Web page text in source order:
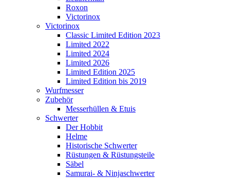
Roxon
Victorinox
Victorinox
Classic Limited Edition 2023
Limited 2022
Limited 2024
Limited 2026
Limited Edition 2025
Limited Edition bis 2019
Wurfmesser
Zubehör
Messerhüllen & Etuis
Schwerter
Der Hobbit
Helme
Historische Schwerter
Rüstungen & Rüstungsteile
Säbel
Samurai- & Ninjaschwerter